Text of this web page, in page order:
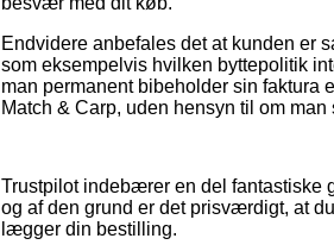
Endvidere anbefales det at kunden er
som eksempelvis hvilken byttepolitik
man permanent bibeholder sin faktura
Match & Carp, uden hensyn til om
Trustpilot indebærer en del
og af den grund er det prisværdigt, at
lægger din bestilling.